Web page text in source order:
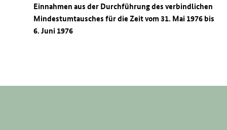
Einnahmen aus der Durchführung des verbindlichen
Mindestumtausches für die Zeit vom 31. Mai 1976 bis
6. Juni 1976